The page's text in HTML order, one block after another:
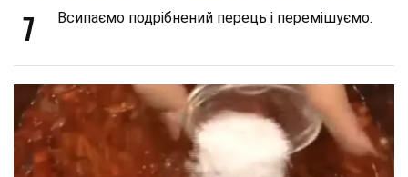
7 Всипаємо подрібнений перець і перемішуємо.